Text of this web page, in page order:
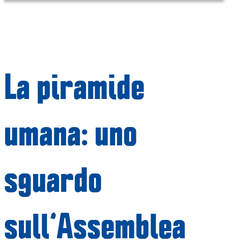
La piramide
umana: uno
sguardo
sull’Assemblea